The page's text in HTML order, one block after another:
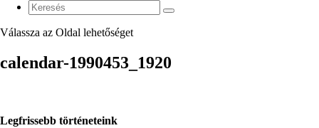
Válassza az Oldal lehetőséget
calendar-1990453_1920
Legfrissebb történeteink